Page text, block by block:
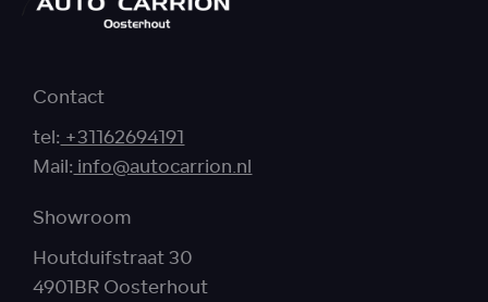
Contact
tel:+31162694191
Mail:info@autocarrion.nl
Showroom
Houtduifstraat 30
4901BR Oosterhout